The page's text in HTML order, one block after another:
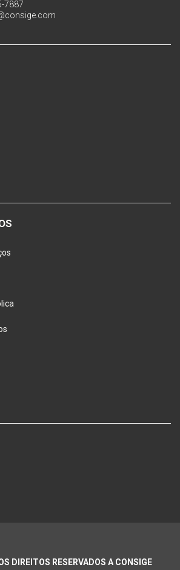
7887
DIREITOS RESERVADOS A CONSIGE